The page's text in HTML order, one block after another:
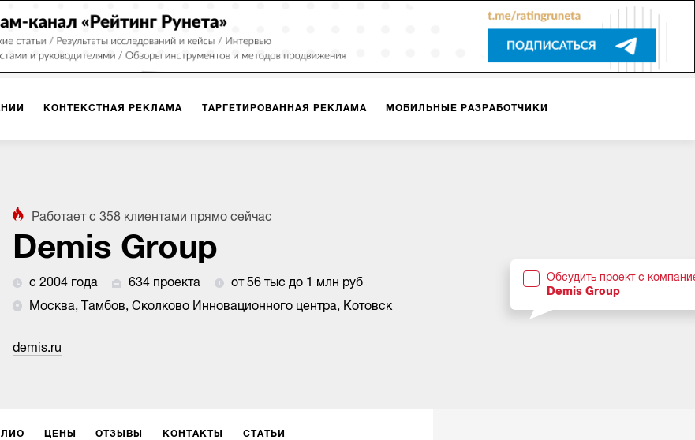
КОНТЕКСТНАЯ РЕКЛАМА ТАРГЕТИРОВАННАЯ РЕКЛАМА МОБИЛЬНЫЕ РАЗРАБОТЧИКИ
РАБОТА С МАРКЕТПЛЕЙСАМИ
Работает с358 клиентами прямо сейчас
Demis Group
с 2004 года 634 проекта
от 56 тыс до 1 млн руб
Москва, Тамбов, Сколково Инновационного центра, Котовск
demis.ru
Обсудить проект с
Demis Group
ЦЕНЫ ОТЗЫВЫ КОНТАКТЫ СТАТЬИ